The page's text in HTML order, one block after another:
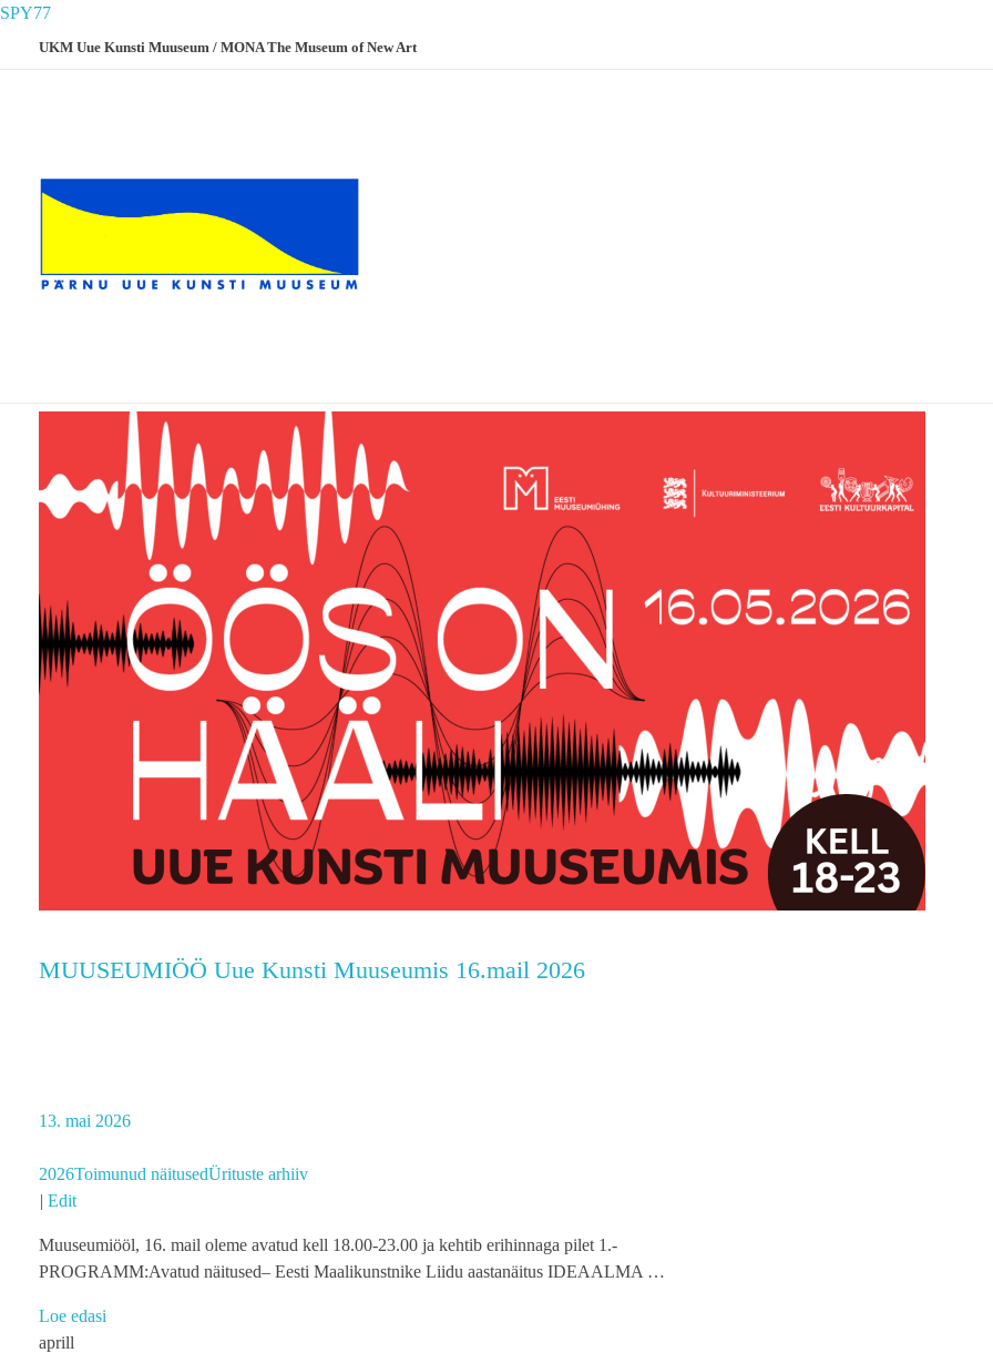
SPY77
UKM Uue Kunsti Muuseum / MONA The Museum of New Art
MUUSEUMIÖÖ Uue Kunsti Muuseumis 16.mail 2026
13. mai 2026
2026Toimunud näitusedÜrituste arhiiv
| Edit
Muuseumiööl, 16. mail oleme avatud kell 18.00-23.00 ja kehtib erihinnaga pilet 1.-
PROGRAMM:Avatud näitused– Eesti Maalikunstnike Liidu aastanäitus IDEAALMA …
Loe edasi
aprill